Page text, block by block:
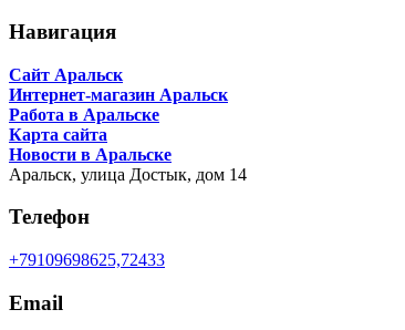
Навигация
Сайт Аральск
Интернет-магазин Аральск
Работа в Аральске
Карта сайта
Новости в Аральске
Аральск, улица Достык, дом 14
Телефон
+79109698625,72433
Email